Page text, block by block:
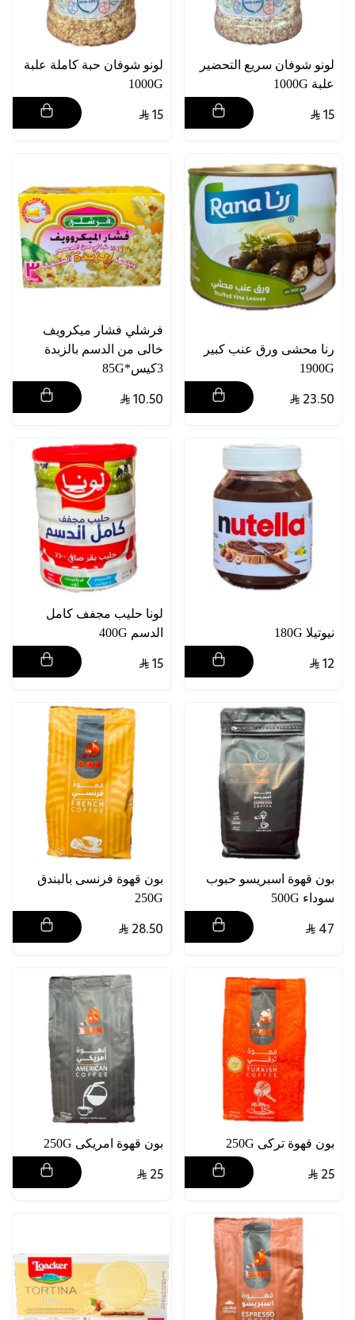
لونو شوفان سريع التحضير
علبة 1000G
15
لونو شوفان حبة كاملة علبة
1000G
15
رنا محشى ورق عنب كبير
1900G
23.50
فرشلي فشار ميكرويف
خالى من الدسم بالزبدة
3كيس*85G
10.50
نيوتيلا 180G
12
لونا حليب مجفف كامل
الدسم 400G
15
بون قهوة اسبريسو حبوب
سوداء 500G
47
بون قهوة فرنسى بالبندق
250G
28.50
بون قهوة تركى 250G
25
بون قهوة امريكى 250G
25